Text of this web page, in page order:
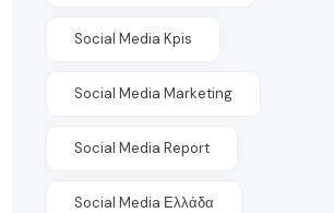
Social Media Kpis
Social Media Marketing
Social Media Report
Social Media Ελλάδα